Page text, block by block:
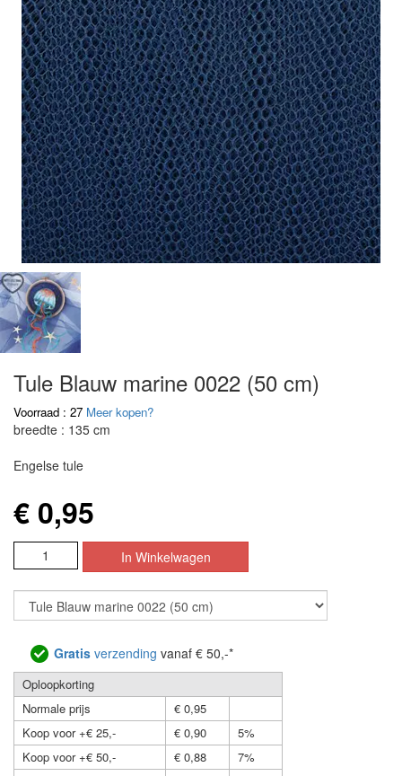
Tule Blauw marine 0022 (50 cm)
Voorraad : 27 Meer kopen?
breedte : 135 cm
Engelse tule
€ 0,95
Gratis verzending vanaf € 50,-*
Oploopkorting
Normale prijs
€ 0,95
Koop voor +€ 25,-
€ 0,90
5%
Koop voor +€ 50,-
€ 0,88
7%